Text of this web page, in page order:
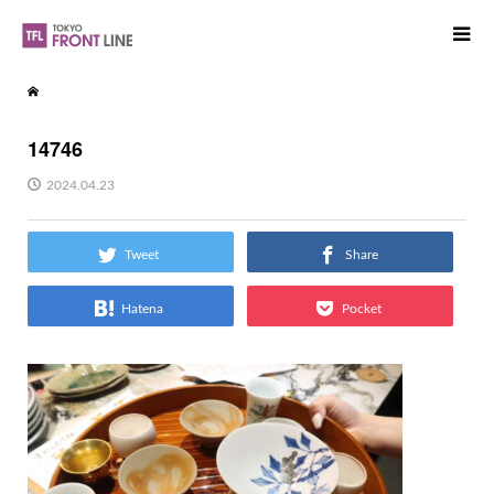
14746
2024.04.23
Tweet Share
Hatena Pocket